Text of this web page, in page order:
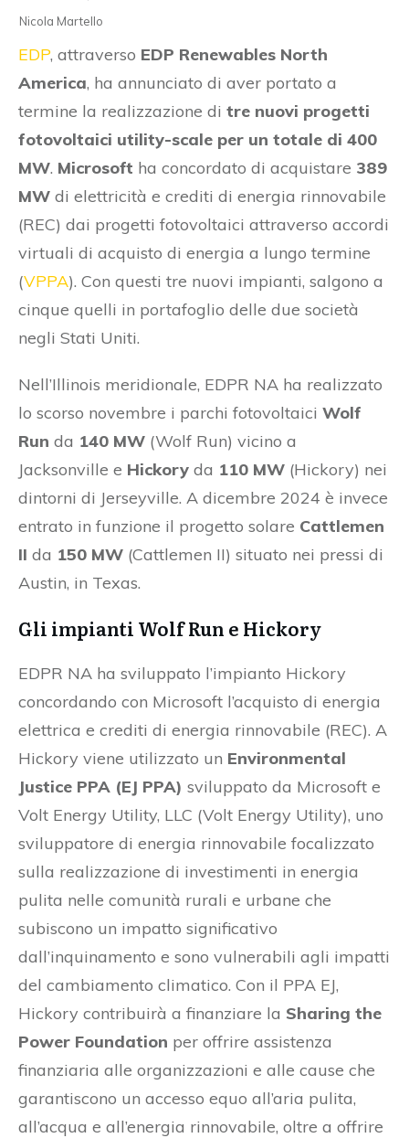
Nicola Martello
EDP, attraverso EDP Renewables North
America, ha annunciato di aver portato a
termine la realizzazione di tre nuovi progetti
fotovoltaici utility-scale per un totale di 400
MW. Microsoft ha concordato di acquistare 389
MW di elettricità e crediti di energia rinnovabile
(REC) dai progetti fotovoltaici attraverso accordi
virtuali di acquisto di energia a lungo termine
(VPPA). Con questi tre nuovi impianti, salgono a
cinque quelli in portafoglio delle due società
negli Stati Uniti.
Nell’Illinois meridionale, EDPR NA ha realizzato
lo scorso novembre i parchi fotovoltaici Wolf
Run da 140 MW (Wolf Run) vicino a
Jacksonville e Hickory da 110 MW (Hickory) nei
dintorni di Jerseyville. A dicembre 2024 è invece
entrato in funzione il progetto solare Cattlemen
II da 150 MW (Cattlemen II) situato nei pressi di
Austin, in Texas.
Gli impianti Wolf Run e Hickory
EDPR NA ha sviluppato l’impianto Hickory
concordando con Microsoft l’acquisto di energia
elettrica e crediti di energia rinnovabile (REC). A
Hickory viene utilizzato un Environmental
Justice PPA (EJ PPA) sviluppato da Microsoft e
Volt Energy Utility, LLC (Volt Energy Utility), uno
sviluppatore di energia rinnovabile focalizzato
sulla realizzazione di investimenti in energia
pulita nelle comunità rurali e urbane che
subiscono un impatto significativo
dall’inquinamento e sono vulnerabili agli impatti
del cambiamento climatico. Con il PPA EJ,
Hickory contribuirà a finanziare la Sharing the
Power Foundation per offrire assistenza
finanziaria alle organizzazioni e alle cause che
garantiscono un accesso equo all’aria pulita,
all’acqua e all’energia rinnovabile, oltre a offrire